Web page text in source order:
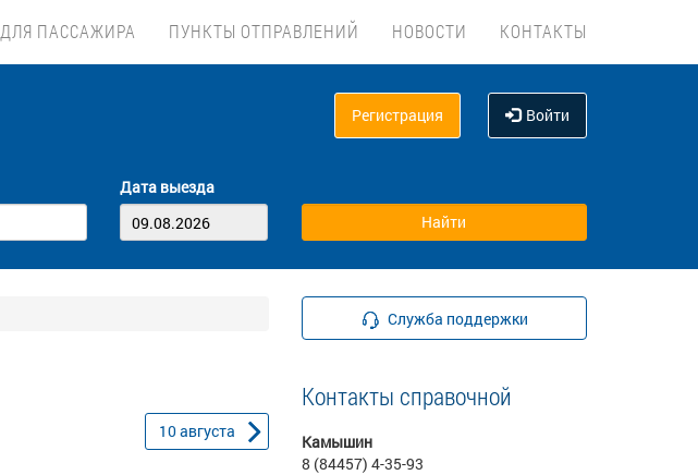
ДЛЯ ПАССАЖИРА ПУНКТЫ ОТПРАВЛЕНИЙ НОВОСТИ КОНТАКТЫ
Регистрация Войти
Дата выезда
10августа
Служба поддержки
Контакты справочной
Камышин
8 (84457) 4-35-93